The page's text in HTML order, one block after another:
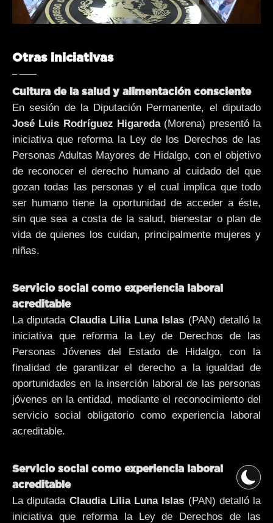
Otras iniciativas
Cultura de la salud y alimentación consciente
En sesión de la Diputación Permanente, el diputado
José Luis Rodríguez Higareda(Morena) presentó la
iniciativa que reforma la Ley de los Derechos de las
Personas Adultas Mayores de Hidalgo, con el objetivo
de reconocer el derecho humano al cuidado del que
gozan todas las personas y el cual implica que todo
ser humano tiene la oportunidad de acceder a éste,
sin que sea a costa de la salud, bienestar o plan de
vida de quienes los cuidan, principalmente mujeres y
niñas.
Servicio social como experiencia laboral
acreditable
La diputada Claudia Lilia Luna Islas (PAN) detalló la
iniciativa que reforma la Ley de Derechos de las
Personas Jóvenes del Estado de Hidalgo, con la
finalidad de garantizar el derecho a la igualdad de
oportunidades en la inserción laboral de las personas
jóvenes en la entidad, mediante el reconocimiento del
servicio social obligatorio como experiencia laboral
acreditable.
Servicio social como experiencia laboral
acreditable
La diputada Claudia Lilia Luna Islas (PAN) detalló la
iniciativa que reforma la Ley de Derechos de las